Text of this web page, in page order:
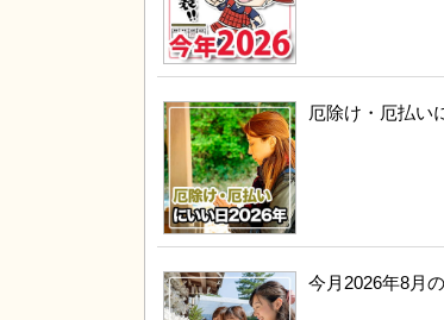
厄除け・厄払い
今月2026年8月